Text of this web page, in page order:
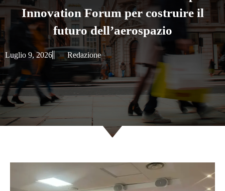
Innovation Forum per costruire il
futuro dell’aerospazio
Luglio 9, 2026 Redazione